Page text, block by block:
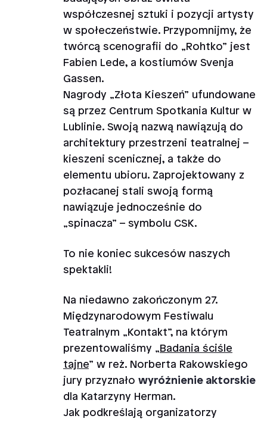
współczesnej sztuki i pozycji artysty
w społeczeństwie. Przypomnijmy, że
twórcą scenografii do „Rohtko” jest
Fabien Lede, a kostiumów Svenja
Gassen.
Nagrody „Złota Kieszeń” ufundowane
są przez Centrum Spotkania Kultur w
Lublinie. Swoją nazwą nawiązują do
architektury przestrzeni teatralnej –
kieszeni scenicznej, a także do
elementu ubioru. Zaprojektowany z
pozłacanej stali swoją formą
nawiązuje jednocześnie do
„spinacza” – symbolu CSK.
To nie koniec sukcesów naszych
spektakli!
Na niedawno zakończonym 27.
Międzynarodowym Festiwalu
Teatralnym „Kontakt”, na którym
prezentowaliśmy „Badania ściśle
tajne” w reż. Norberta Rakowskiego
jury przyznało wyróżnienie aktorskie
dla Katarzyny Herman.
Jak podkreślają organizatorzy